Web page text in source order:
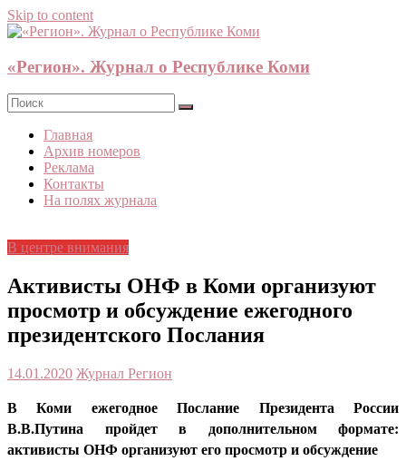
Skip to content
«Регион». Журнал о Республике Коми
Главная
Архив номеров
Реклама
Контакты
На полях журнала
В центре внимания
Активисты ОНФ в Коми организуют
просмотр и обсуждение ежегодного
президентского Послания
14.01.2020 Журнал Регион
В Коми ежегодное Послание Президента России
В.В.Путина пройдет в дополнительном формате:
активисты ОНФ организуют его просмотр и обсуждение